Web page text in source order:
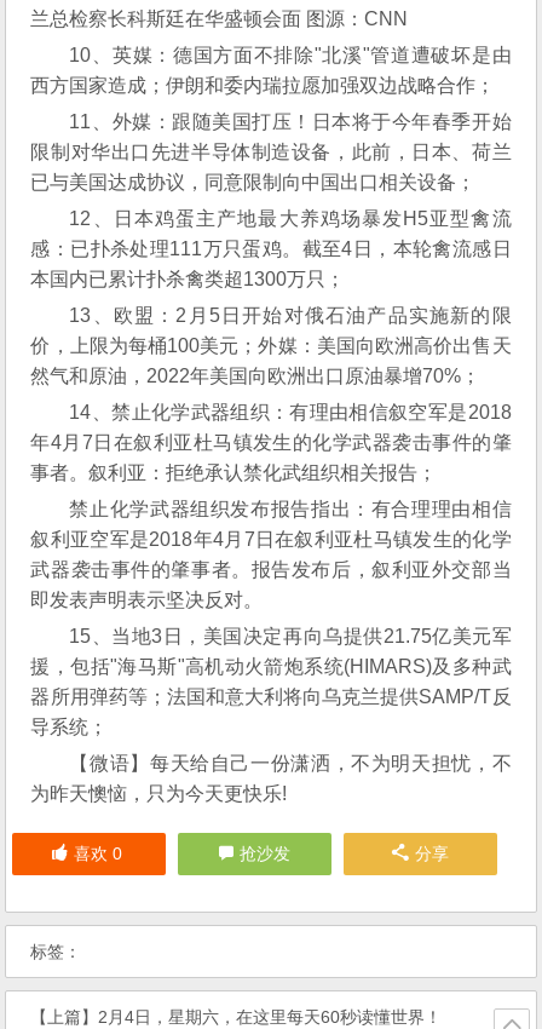
兰总检察长科斯廷在华盛顿会面 图源：CNN
10、英媒：德国方面不排除"北溪"管道遭破坏是由
西方国家造成；伊朗和委内瑞拉愿加强双边战略合作；
11、外媒：跟随美国打压！日本将于今年春季开始
限制对华出口先进半导体制造设备，此前，日本、荷兰
已与美国达成协议，同意限制向中国出口相关设备；
12、日本鸡蛋主产地最大养鸡场暴发H5亚型禽流
感：已扑杀处理111万只蛋鸡。截至4日，本轮禽流感日
本国内已累计扑杀禽类超1300万只；
13、欧盟：2月5日开始对俄石油产品实施新的限
价，上限为每桶100美元；外媒：美国向欧洲高价出售天
然气和原油，2022年美国向欧洲出口原油暴增70%；
14、禁止化学武器组织：有理由相信叙空军是2018
年4月7日在叙利亚杜马镇发生的化学武器袭击事件的肇
事者。叙利亚：拒绝承认禁化武组织相关报告；
禁止化学武器组织发布报告指出：有合理理由相信
叙利亚空军是2018年4月7日在叙利亚杜马镇发生的化学
武器袭击事件的肇事者。报告发布后，叙利亚外交部当
即发表声明表示坚决反对。
15、当地3日，美国决定再向乌提供21.75亿美元军
援，包括"海马斯"高机动火箭炮系统(HIMARS)及多种武
器所用弹药等；法国和意大利将向乌克兰提供SAMP/T反
导系统；
【微语】每天给自己一份潇洒，不为明天担忧，不
为昨天懊恼，只为今天更快乐!
喜欢 0 抢沙发 分享
标签：
【上篇】 2月4日，星期六，在这里每天60秒读懂世界！